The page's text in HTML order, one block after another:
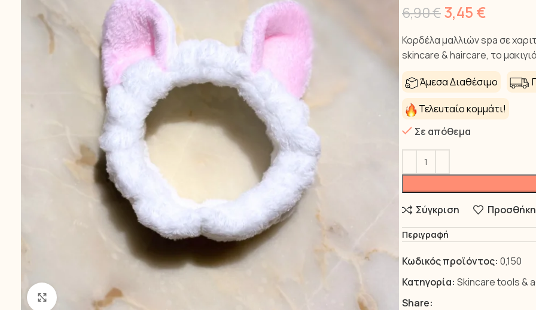
Click to enlarge
6,90€3,45 €
Κορδέλα μαλλιών spa σε
skincare & haircare, το
Άμεσα Διαθέσιμο
Τελευταίο κομμάτι!
Σε απόθεμα
Σύγκριση
Περιγραφή
Κωδικός προϊόντος: 0,150
Κατηγορία: Skincare tools &
Share: